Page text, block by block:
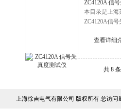
ZC4120A 信
本目录是上海
ZC4120A信
查看详细
共 8
上海徐吉电气有限公司 版权所有 总访问